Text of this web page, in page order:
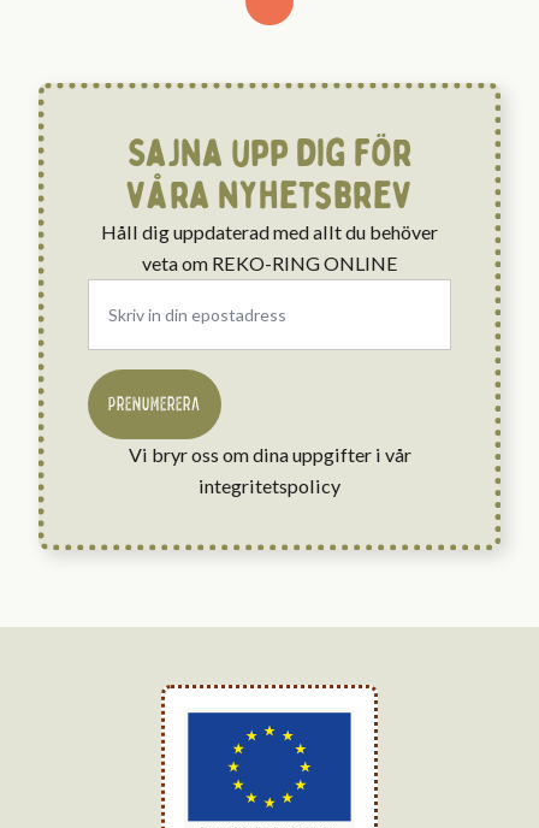
Sajna upp dig för
våra nyhetsbrev
Håll dig uppdaterad med allt du behöver
veta om REKO-RING ONLINE
Email
PRENUMERERA
Vi bryr oss om dina uppgifter i vår
integritetspolicy